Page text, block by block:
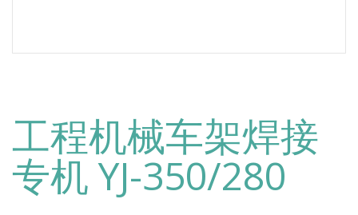
工程机械车架焊接
专机 YJ-350/280